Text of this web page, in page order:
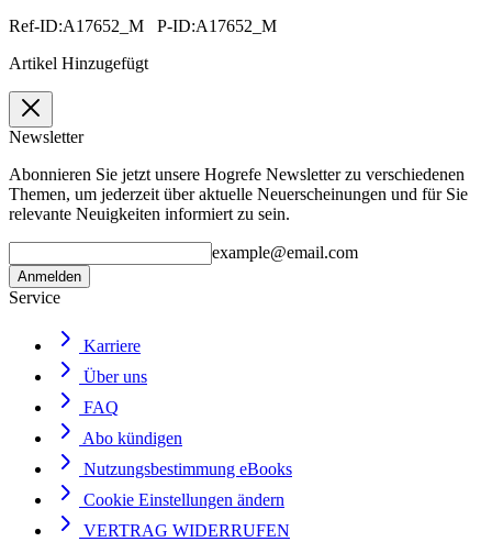
Ref-ID:A17652_M P-ID:A17652_M
Artikel Hinzugefügt
Newsletter
Abonnieren Sie jetzt unsere Hogrefe Newsletter zu verschiedenen
Themen, um jederzeit über aktuelle Neuerscheinungen und für Sie
relevante Neuigkeiten informiert zu sein.
example@email.com
Anmelden
Service
Karriere
Über uns
FAQ
Abo kündigen
Nutzungsbestimmung eBooks
Cookie Einstellungen ändern
VERTRAG WIDERRUFEN